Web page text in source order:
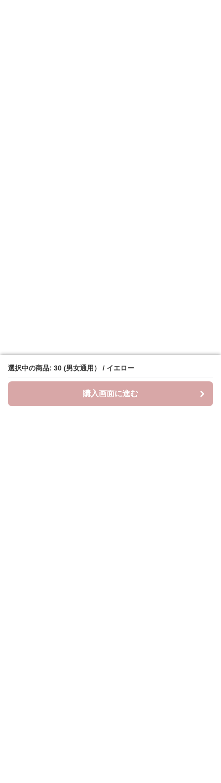
選択中の商品: 30 (男女通用） / イエロー
購入画面に進む
選択中の商品: 30 (男女通用） / イエロー
購入画面に進む